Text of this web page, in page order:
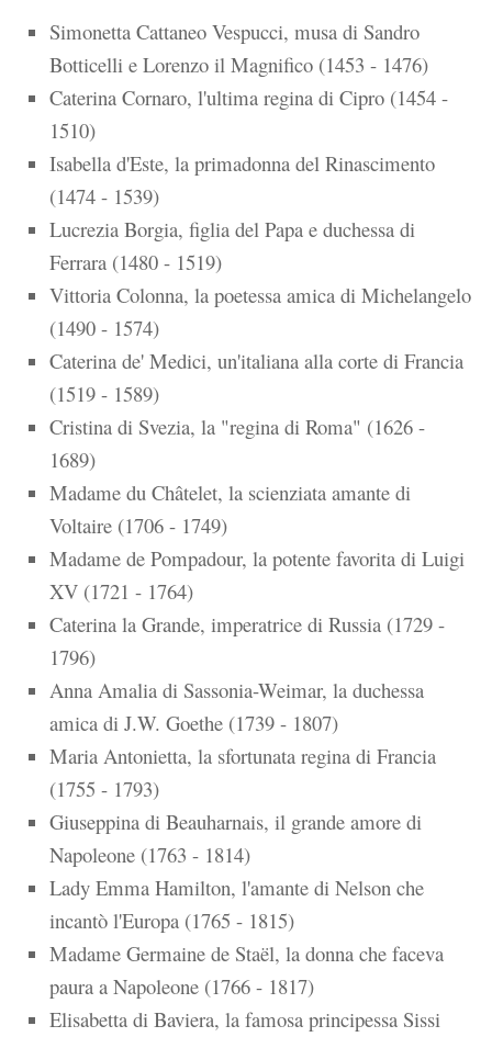
Simonetta Cattaneo Vespucci, musa di Sandro
Botticelli e Lorenzo il Magnifico (1453 - 1476)
Caterina Cornaro, l'ultima regina di Cipro (1454 -
1510)
Isabella d'Este, la primadonna del Rinascimento
(1474 - 1539)
Lucrezia Borgia, figlia del Papa e duchessa di
Ferrara (1480 - 1519)
Vittoria Colonna, la poetessa amica di Michelangelo
(1490 - 1574)
Caterina de' Medici, un'italiana alla corte di Francia
(1519 - 1589)
Cristina di Svezia, la "regina di Roma" (1626 -
1689)
Madame du Châtelet, la scienziata amante di
Voltaire (1706 - 1749)
Madame de Pompadour, la potente favorita di Luigi
XV (1721 - 1764)
Caterina la Grande, imperatrice di Russia (1729 -
1796)
Anna Amalia di Sassonia-Weimar, la duchessa
amica di J.W. Goethe (1739 - 1807)
Maria Antonietta, la sfortunata regina di Francia
(1755 - 1793)
Giuseppina di Beauharnais, il grande amore di
Napoleone (1763 - 1814)
Lady Emma Hamilton, l'amante di Nelson che
incantò l'Europa (1765 - 1815)
Madame Germaine de Staël, la donna che faceva
paura a Napoleone (1766 - 1817)
Elisabetta di Baviera, la famosa principessa Sissi